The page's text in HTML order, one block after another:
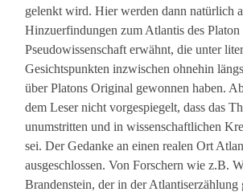
gelenkt wird. Hier werden dann natürlich
Hinzuerfindungen zum Atlantis des Platon
Pseudowissenschaft erwähnt, die unter
Gesichtspunkten inzwischen ohnehin
über Platons Original gewonnen haben.
dem Leser nicht vorgespiegelt, dass das
unumstritten und in wissenschaftlichen
sei. Der Gedanke an einen realen Ort
ausgeschlossen. Von Forschern wie z.B.
Brandenstein, der in der Atlantiserzählung